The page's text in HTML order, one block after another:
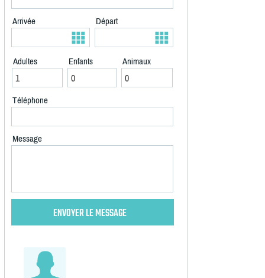
Arrivée Départ
Adultes Enfants Animaux
Téléphone
Message